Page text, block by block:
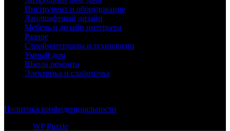
Инструмент и оборудование
Ландшафтный дизайн
Мебель и дизайн интерьера
Разное
Стройматериалы и технологии
Умный дом
Школа ремонта
Электрика и слаботочка
Политика конфиденциальности
WP Puzzle